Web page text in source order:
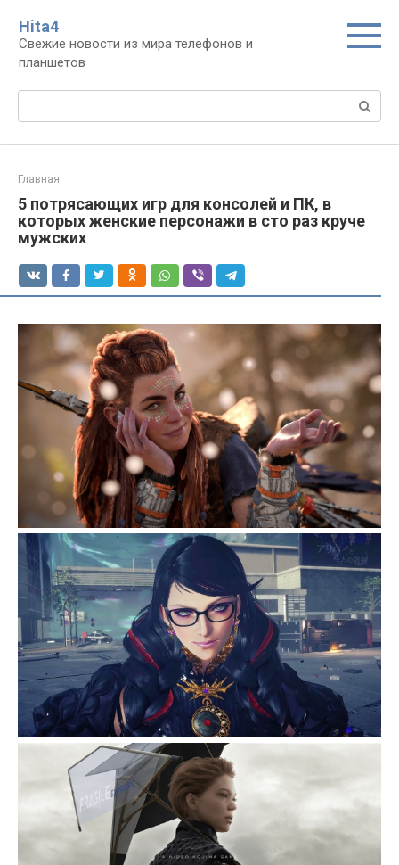
контенту
Нita4
Свежие новости из мира телефонов и
планшетов
Поиск:
Главная
5 потрясающих игр для консолей и ПК, в
которых женские персонажи в сто раз круче
мужских